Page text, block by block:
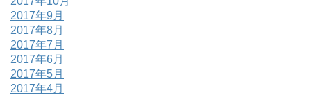
2017年9月
2017年8月
2017年7月
2017年6月
2017年5月
2017年4月